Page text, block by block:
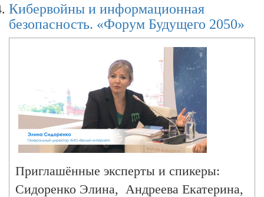
Кибервойны и информационная
безопасность. «Форум Будущего 2050»
Приглашённые эксперты и спикеры:
Сидоренко Элина, Андреева Екатерина,